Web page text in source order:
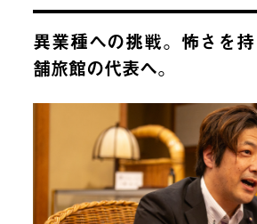
異業種への挑戦。怖さを
舗旅館の代表へ。